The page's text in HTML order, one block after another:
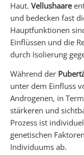
Haut. Vellushaare
und bedecken fast
Hauptfunktionen
Einflüssen und die
durch Isolierung
Während der
unter dem Einfluss
Androgenen, in
stärkeren und
Prozess ist
genetischen
Individuums ab.